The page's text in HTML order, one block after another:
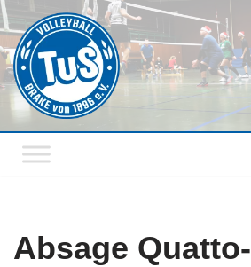
Zum
Inhalt
springen
Absage Quatto-